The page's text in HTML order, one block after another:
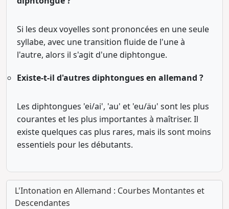
Si les deux voyelles sont prononcées en une seule
syllabe, avec une transition fluide de l'une à
l'autre, alors il s'agit d'une diphtongue.
Existe-t-il d'autres diphtongues en allemand ?
Les diphtongues 'ei/ai', 'au' et 'eu/äu' sont les plus
courantes et les plus importantes à maîtriser. Il
existe quelques cas plus rares, mais ils sont moins
essentiels pour les débutants.
L'Intonation en Allemand : Courbes Montantes et
Descendantes